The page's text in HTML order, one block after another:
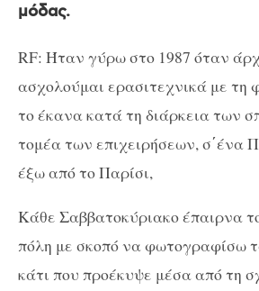
μόδας.
RF: Ήταν γύρω στο 1987 όταν
ασχολούμαι ερασιτεχνικά με τη
το έκανα κατά τη διάρκεια των
τομέα των επιχειρήσεων, σ΄ένα
έξω από το Παρίσι,
Κάθε Σαββατοκύριακο έπαιρνα
πόλη με σκοπό να φωτογραφίσω
κάτι που προέκυψε μέσα από τη